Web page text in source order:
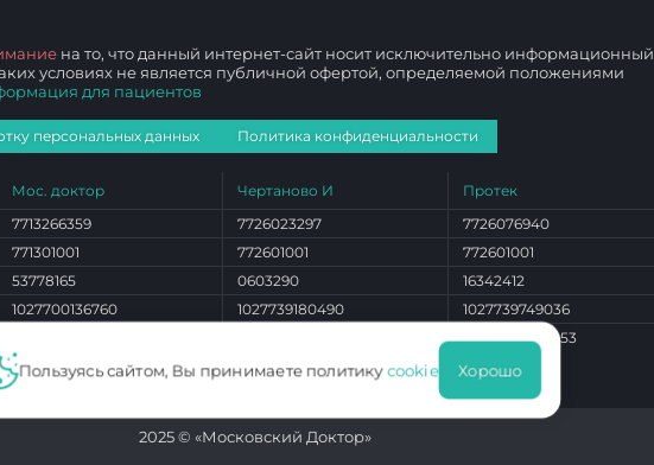
на то, что данный интернет-сайт носит исключительно информационный
условиях не является публичной офертой, определяемой положениями
для пациентов
персональных данных Политика конфиденциальности
Мос. доктор
7713266359
771301001
53778165
1027700136760
Чертаново И
7726023297
772601001
0603290
1027739180490
Протек
7726076940
772601001
16342412
1027739749036
ЛО 77 01 014453
2025 © «Московский Доктор»
Пользуясь сайтом, Вы принимаете политикуcookie Хорошо